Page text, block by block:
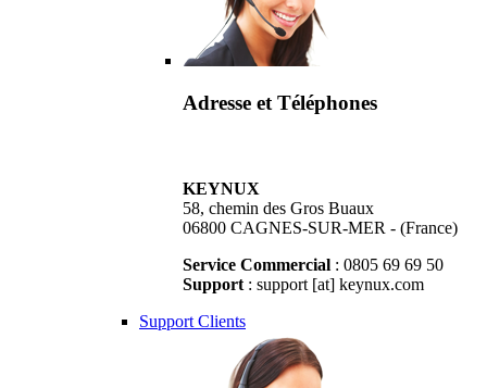
Adresse et Téléphones
KEYNUX
58, chemin des Gros Buaux
06800 CAGNES-SUR-MER - (France)
Service Commercial : 0805 69 69 50
Support : support [at] keynux.com
Support Clients